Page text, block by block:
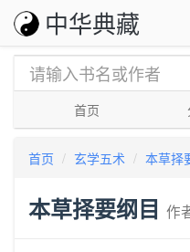
中华典藏
首页
首页 玄学五术 本草择
本草择要纲目 作